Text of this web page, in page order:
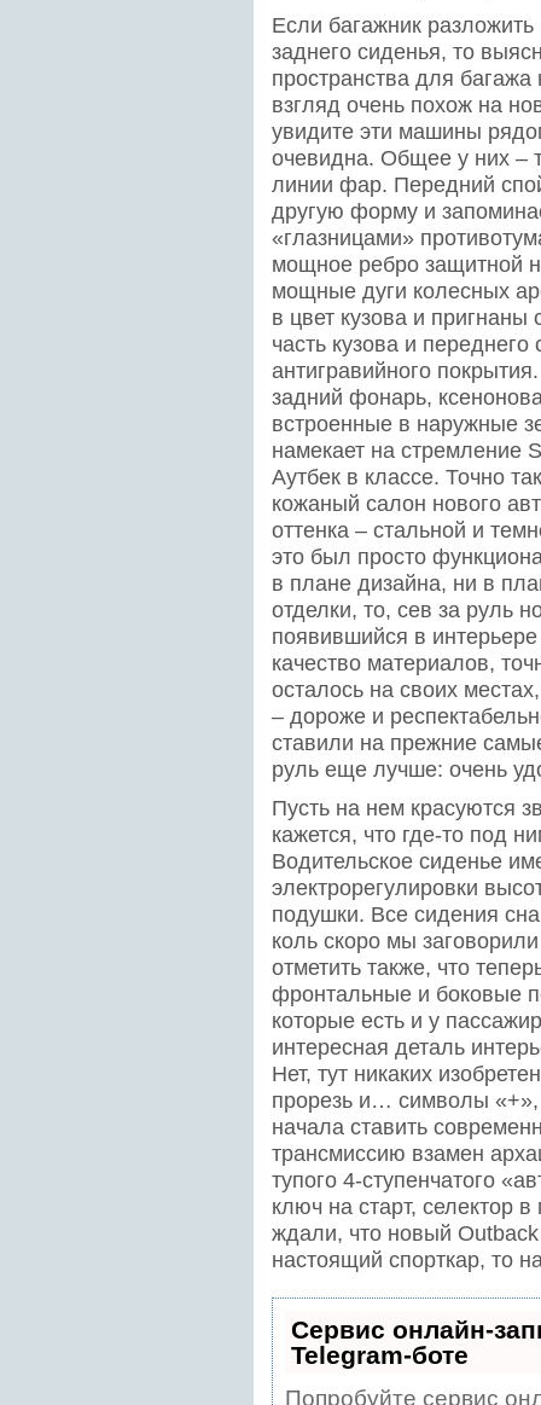
Если багажник
заднего сиденья, то
пространства для
взгляд очень похож на
увидите эти машины
очевидна. Общее у них –
линии фар. Передний
другую форму и
«глазницами»
мощное ребро защитной
мощные дуги колесных
в цвет кузова и
часть кузова и
антигравийного
задний фонарь,
встроенные в наружные
намекает на стремление
Аутбек в классе. Точно
кожаный салон нового
оттенка – стальной и
это был просто
в плане дизайна, ни в
отделки, то, сев за руль
появившийся в
качество материалов,
осталось на своих
– дороже и
ставили на прежние
руль еще лучше: очень
Пусть на нем красуются
кажется, что где-то под
Водительское сиденье
электрорегулировки
подушки. Все сидения
коль скоро мы
отметить также, что
фронтальные и боковые
которые есть и у
интересная деталь
Нет, тут никаких
прорезь и… символы
начала ставить
трансмиссию взамен
тупого 4-ступенчатого
ключ на старт, селектор
ждали, что новый
настоящий спорткар, то
Сервис онлайн-
Telegram-боте
Попробуйте сервис